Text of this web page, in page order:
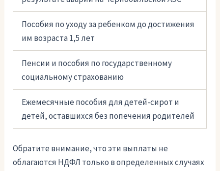
Пособия по уходу за ребенком до достижения
им возраста 1,5 лет
Пенсии и пособия по государственному
социальному страхованию
Ежемесячные пособия для детей-сирот и
детей, оставшихся без попечения родителей
Обратите внимание, что эти выплаты не
облагаются НДФЛ только в определенных случаях